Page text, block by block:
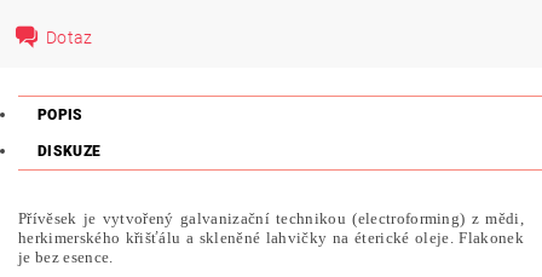
Dotaz
POPIS
DISKUZE
Přívěsek je vytvořený galvanizační technikou (electroforming) z mědi,
herkimerského křišťálu a skleněné lahvičky na éterické oleje. Flakonek
je bez esence.